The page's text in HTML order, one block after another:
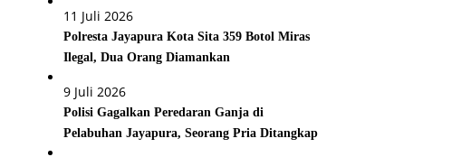
11 Juli 2026
Polresta Jayapura Kota Sita 359 Botol Miras
Ilegal, Dua Orang Diamankan
9 Juli 2026
Polisi Gagalkan Peredaran Ganja di
Pelabuhan Jayapura, Seorang Pria Ditangkap